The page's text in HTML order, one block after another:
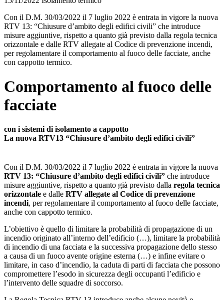
Con il D.M. 30/03/2022 il 7 luglio 2022 è entrata in vigore la nuova
RTV 13: “Chiusure d’ambito degli edifici civili” che introduce
misure aggiuntive, rispetto a quanto già previsto dalla regola tecnica
orizzontale e dalle RTV allegate al Codice di prevenzione incendi,
per regolamentare il comportamento al fuoco delle facciate, anche
con cappotto termico.
Comportamento al fuoco delle
facciate
con i sistemi di isolamento a cappotto
La nuova RTV13 “Chiusure d’ambito degli edifici civili”
Con il D.M. 30/03/2022 il 7 luglio 2022 è entrata in vigore la nuova
RTV 13: “Chiusure d’ambito degli edifici civili” che introduce
misure aggiuntive, rispetto a quanto già previsto dalla regola tecnica
orizzontale e dalle RTV allegate al Codice di prevenzione
incendi, per regolamentare il comportamento al fuoco delle facciate,
anche con cappotto termico.
L’obiettivo è quello di limitare la probabilità di propagazione di un
incendio originato all’interno dell’edificio (…), limitare la probabilità
di incendio di una facciata e la successiva propagazione dello stesso
a causa di un fuoco avente origine esterna (…) e infine evitare o
limitare, in caso d’incendio, la caduta di parti di facciata che possono
compromettere l’esodo in sicurezza degli occupanti l’edificio e
l’intervento delle squadre di soccorso.